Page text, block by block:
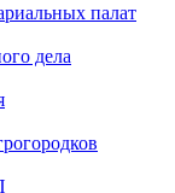
палат
дела